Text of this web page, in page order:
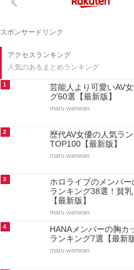
スポンサードリンク
アクセスランキング
人気のあるまとめランキング
1
芸能人より可愛いAV
グ60選【最新版】
maru.wanwan
2
歴代AV女優の人気ラ
TOP100【最新版】
maru.wanwan
3
ホロライブのメンバ
ランキング38選！貧
【最新版】
maru.wanwan
4
HANAメンバーの胸カ
ランキング7選【最新版
maru.wanwan